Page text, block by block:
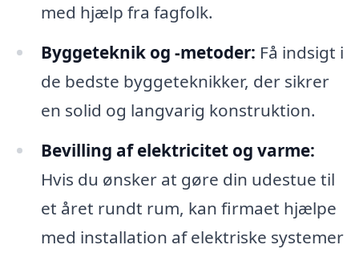
med hjælp fra fagfolk.
Byggeteknik og -metoder: Få indsigt i
de bedste byggeteknikker, der sikrer
en solid og langvarig konstruktion.
Bevilling af elektricitet og varme:
Hvis du ønsker at gøre din udestue til
et året rundt rum, kan firmaet hjælpe
med installation af elektriske systemer